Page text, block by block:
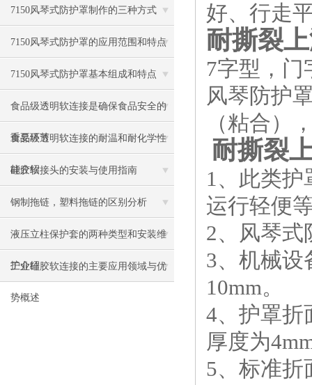
7150风琴式防护罩制作的三种方式
7150风琴式防护罩的应用范围和特点
7150风琴式防护罩基本组成和特点
食品级透明软连接是确保食品安全的
重要环节
食品级透明软连接的耐温和耐化学性
能介绍
硅胶软接头的安装与使用指南
钢制拖链，塑料拖链的区别分析
液压立柱保护套的两种类型和安装维
护介绍
工业硅胶软连接的主要应用领域与优
势概述
好、行走
耐撕裂
7字型，门
风琴防护
（粘合）
耐撕裂
1、此类
运行轻便
2、风琴式
3、机械设
10mm。
4、护罩折
厚度为
5、标准折